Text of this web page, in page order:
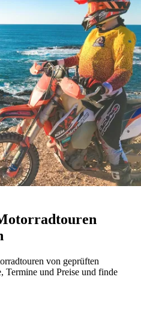
von geprüften
und Preise und finde